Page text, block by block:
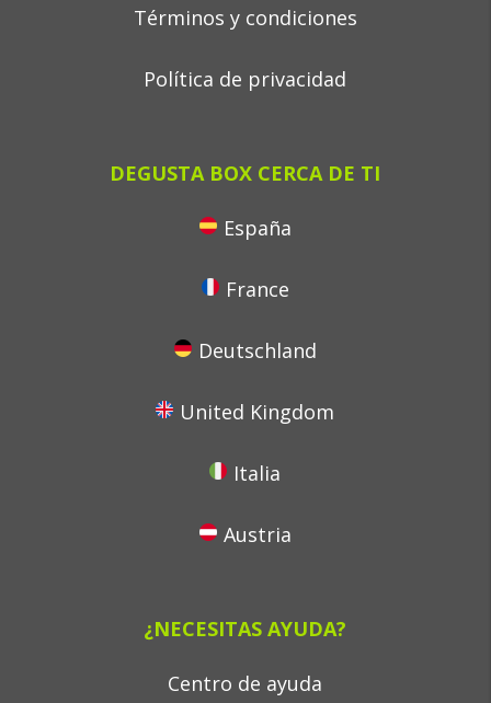
Términos y condiciones
Política de privacidad
DEGUSTA BOX CERCA DE TI
España
France
Deutschland
United Kingdom
Italia
Austria
¿NECESITAS AYUDA?
Centro de ayuda